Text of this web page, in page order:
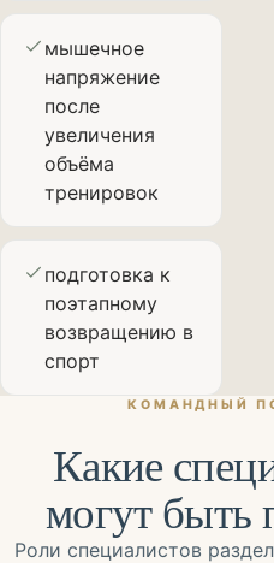
мышечное
напряжение
после
увеличения
объёма
тренировок
подготовка к
поэтапному
возвращению в
спорт
КОМАНДНЫЙ
Какие
могут быть
Роли специалистов